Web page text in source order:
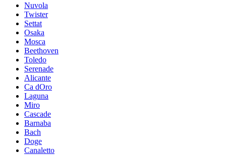
Nuvola
Twister
Settat
Osaka
Mosca
Beethoven
Toledo
Serenade
Alicante
Ca dOro
Laguna
Miro
Cascade
Barnaba
Bach
Doge
Canaletto